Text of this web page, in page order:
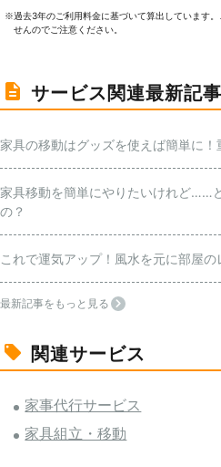
※過去3年のご利⽤料⾦に基づいて算出しています
せんのでご注意ください。
サービス関連最新記事
家具の移動はグッズを使えば簡単に
家具移動を簡単にやりたいけれど……
の？
これで運気アップ！風水を元に部屋
最新記事をもっと見る
関連サービス
家事代行サービス
家具組立・移動